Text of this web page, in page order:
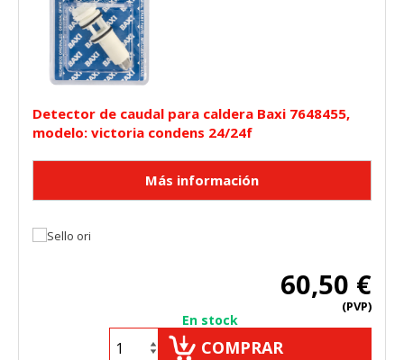
Detector de caudal para caldera Baxi 7648455,
modelo: victoria condens 24/24f
60,50 €
(PVP)
En stock
COMPRAR